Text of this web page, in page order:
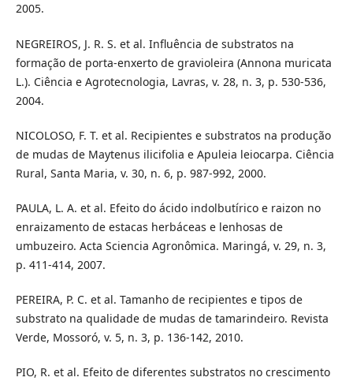
2005.
NEGREIROS, J. R. S. et al. Influência de substratos na
formação de porta-enxerto de gravioleira (Annona muricata
L.). Ciência e Agrotecnologia, Lavras, v. 28, n. 3, p. 530-536,
2004.
NICOLOSO, F. T. et al. Recipientes e substratos na produção
de mudas de Maytenus ilicifolia e Apuleia leiocarpa. Ciência
Rural, Santa Maria, v. 30, n. 6, p. 987-992, 2000.
PAULA, L. A. et al. Efeito do ácido indolbutírico e raizon no
enraizamento de estacas herbáceas e lenhosas de
umbuzeiro. Acta Sciencia Agronômica. Maringá, v. 29, n. 3,
p. 411-414, 2007.
PEREIRA, P. C. et al. Tamanho de recipientes e tipos de
substrato na qualidade de mudas de tamarindeiro. Revista
Verde, Mossoró, v. 5, n. 3, p. 136-142, 2010.
PIO, R. et al. Efeito de diferentes substratos no crescimento